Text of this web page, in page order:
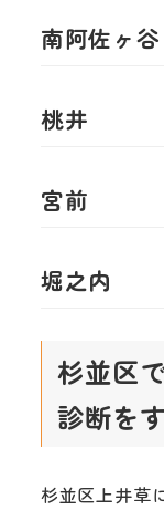
南阿佐ヶ谷
桃井
宮前
堀之内
杉並区
診断を
杉並区上井草